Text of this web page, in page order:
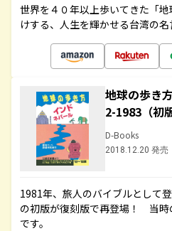
世界を４０年以上歩いてきた「
けする、人生を輝かせる台湾の
地球の歩き
2-1983（初
D-Books
2018.12.20 発売
1981年、旅人のバイブルとして
の初版が復刻版で再登場！ 当時
です。